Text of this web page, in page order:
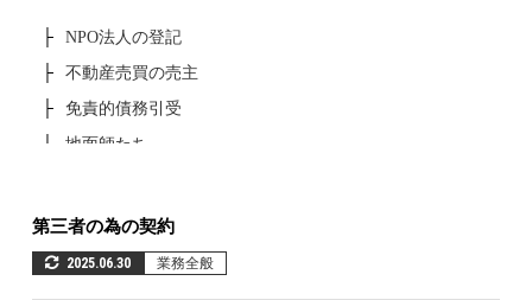
NPO法人の登記
不動産売買の売主
免責的債務引受
地面師たち
第三者の為の契約
高齢化社会
第三者の為の契約
2025.06.30 業務全般